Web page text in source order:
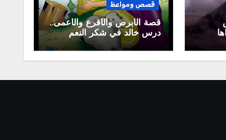
بن
قصص ومواعظ
قصة الأبرص والأقرع والأعمى..
درس خالد في شكر النعم